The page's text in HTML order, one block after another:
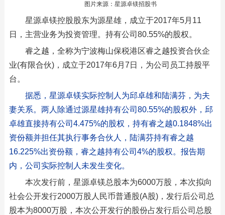
图片来源：星源卓镁招股书
星源卓镁控股股东为源星雄，成立于2017年5月11
日，主营业务为投资管理。持有公司80.55%的股权。
睿之越，全称为宁波梅山保税港区睿之越投资合伙企
业(有限合伙)，成立于2017年6月7日，为公司员工持股平
台。
据悉，星源卓镁实际控制人为邱卓雄和陆满芬，为夫
妻关系。两人除通过源星雄持有公司80.55%的股权外，邱
卓雄直接持有公司4.475%的股权，持有睿之越0.1848%出
资份额并担任其执行事务合伙人，陆满芬持有睿之越
16.225%出资份额，睿之越持有公司4%的股权。报告期
内，公司实际控制人未发生变化。
本次发行前，星源卓镁总股本为6000万股，本次拟向
社会公开发行2000万股人民币普通股(A股)，发行后公司总
股本为8000万股，本次公开发行的股份占发行后公司总股